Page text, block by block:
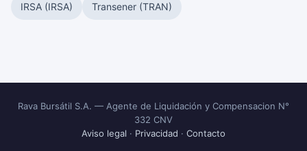
IRSA (IRSA) Transener (TRAN)
Rava Bursátil S.A. — Agente de Liquidación y Compensacion N°
332 CNV
Aviso legal · Privacidad · Contacto